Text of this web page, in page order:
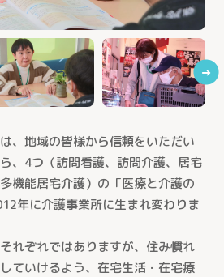
→
、地域の皆様から信頼をいただい
、4つ（訪問看護、訪問介護、居宅
機能居宅介護）の「医療と介護の
年に介護事業所に生まれ変わりま
れぞれではありますが、住み慣れ
ていけるよう、在宅生活・在宅療